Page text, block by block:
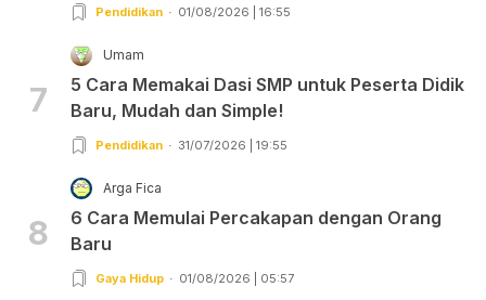
Pendidikan 01/08/2026 | 16:55
7
Umam
5 Cara Memakai Dasi SMP untuk Peserta Didik
Baru, Mudah dan Simple!
Pendidikan 31/07/2026 | 19:55
8
Arga Fica
6 Cara Memulai Percakapan dengan Orang
Baru
Gaya Hidup 01/08/2026 | 05:57